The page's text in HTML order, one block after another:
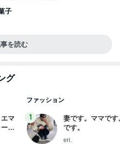
子
を読む
グ
エマ
会
ファッション
1
妻です。ママです
です。
eri.